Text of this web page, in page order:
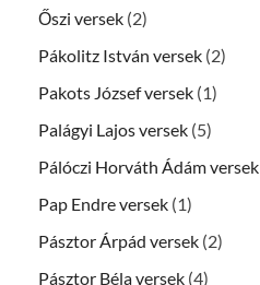
Őszi versek (2)
Pákolitz István versek (2)
Pakots József versek (1)
Palágyi Lajos versek (5)
Pálóczi Horváth Ádám versek
Pap Endre versek (1)
Pásztor Árpád versek (2)
Pásztor Béla versek (4)